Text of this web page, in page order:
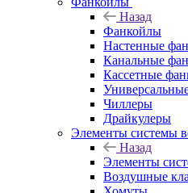
Назад
Фанкойлы
Настенные
Канальные
Кассетные
Чиллеры
Драйкулеры
Элементы системы
Назад
Элементы
Воздушные